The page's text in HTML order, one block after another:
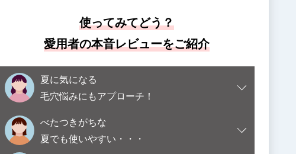
使ってみてどう？
愛用者の本音レビューをご紹介
夏に気になる
毛穴悩みにもアプローチ！
べたつきがちな
夏でも使いやすい・・・